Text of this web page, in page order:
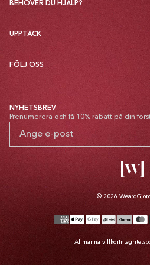
BEHÖVER DU HJÄLP?
UPPTÄCK
FÖLJ OSS
NYHETSBREV
Prenumerera och få 10% rabatt på din
© 2026 Weard
Allmänna villkor